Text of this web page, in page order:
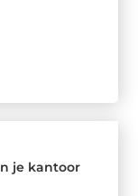
je kantoor